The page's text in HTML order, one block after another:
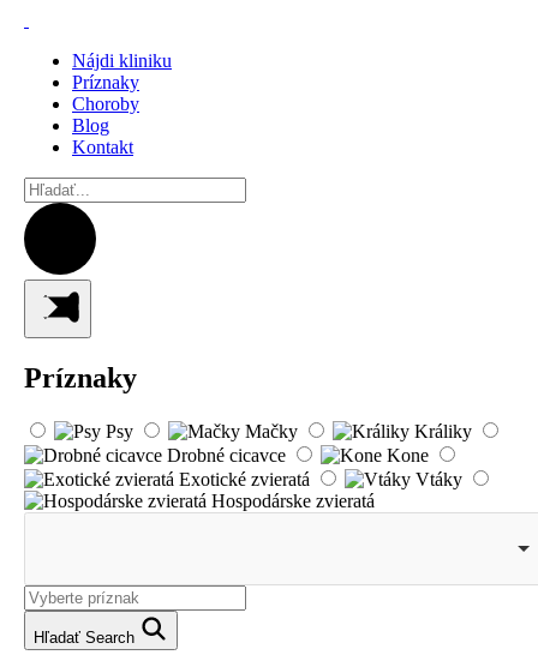
Nájdi kliniku
Príznaky
Choroby
Blog
Kontakt
Príznaky
Psy Mačky
Králiky
Drobné cicavce
Kone
Exotické zvieratá
Vtáky
Hospodárske zvieratá
Hľadať Search